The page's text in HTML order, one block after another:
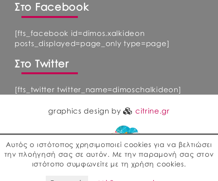
Στο Facebook
[fts_facebook id=dimos.xalkideon
posts_displayed=page_only type=page]
Στο Twitter
[fts_twitter twitter_name=dimoschalkideon]
graphics design by citrine.gr
Αυτός ο ιστότοπος χρησιμοποιεί cookies για να βελτιώσει
την πλοήγησή σας σε αυτόν. Με την παραμονή σας στον
ιστότοπο συμφωνείτε με τη χρήση cookies.